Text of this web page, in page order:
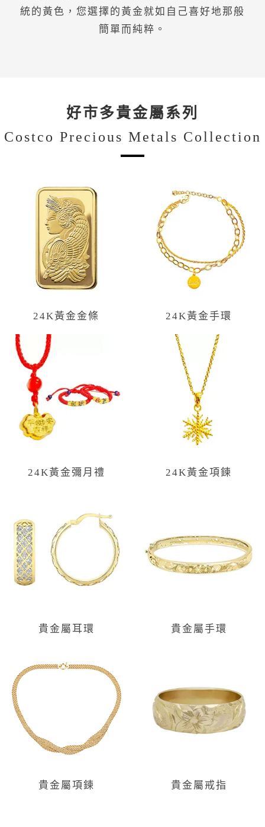
統的黃色，您選擇的黃金就如自己喜好地那般
簡單而純粹。
好市多貴金屬系列
Costco Precious Metals Collection
24K黃金金條 24K黃金手環
24K黃金彌月禮 24K黃金項鍊
貴金屬耳環 貴金屬手環
貴金屬項鍊 貴金屬戒指